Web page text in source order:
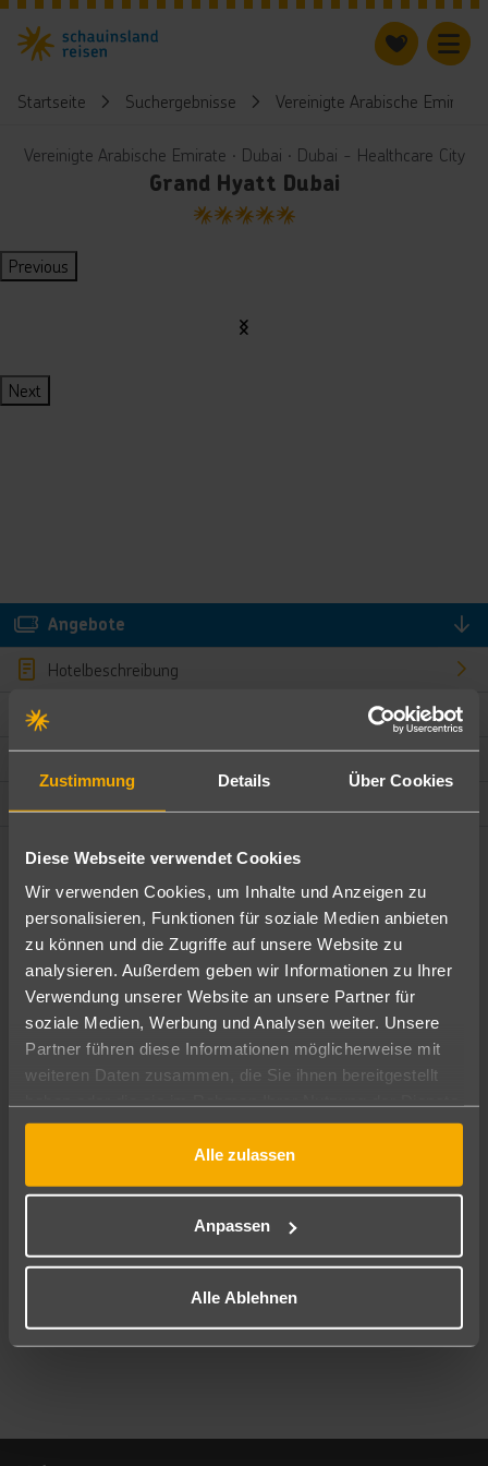
Zustimmung Details Über Cookies
Diese Webseite verwendet Cookies
Wir verwenden Cookies, um Inhalte und Anzeigen zu
personalisieren, Funktionen für soziale Medien anbieten
zu können und die Zugriffe auf unsere Website zu
analysieren. Außerdem geben wir Informationen zu Ihrer
Verwendung unserer Website an unsere Partner für
soziale Medien, Werbung und Analysen weiter. Unsere
Partner führen diese Informationen möglicherweise mit
weiteren Daten zusammen, die Sie ihnen bereitgestellt
gesammelt haben.
Alle zulassen
Anpassen
Alle Ablehnen
Startseite Suchergebnisse Vereinigte Arabische Emirate
Vereinigte Arabische Emirate ∙ Dubai ∙ Dubai - Healthcare City
Grand Hyatt Dubai
5
Previous
Next
Angebote
Hotelbeschreibung
Bewertungen
Ändere die Kriterien nach deinen Wünschen
Pauschal Nur Hotel
Abflughafen
Alle Abflughäfen
09.08.26–07.08.27 7-21 Nächte
Mehr Filter anzeigen